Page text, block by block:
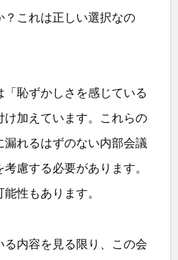
？これは正しい選択なの
「恥ずかしさを感じている
け加えています。これらの
れるはずのない内部会議
慮する必要があります。
性もあります。
る内容を見る限り、この会